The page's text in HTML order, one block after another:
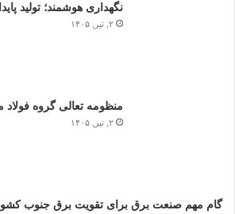
نگهداری هوشمند؛ تولید
۲, تیر, ۱۴۰۵
منظومه تعالی گروه فولاد
۲, تیر, ۱۴۰۵
گام مهم صنعت برق برای تقویت برق جنوب